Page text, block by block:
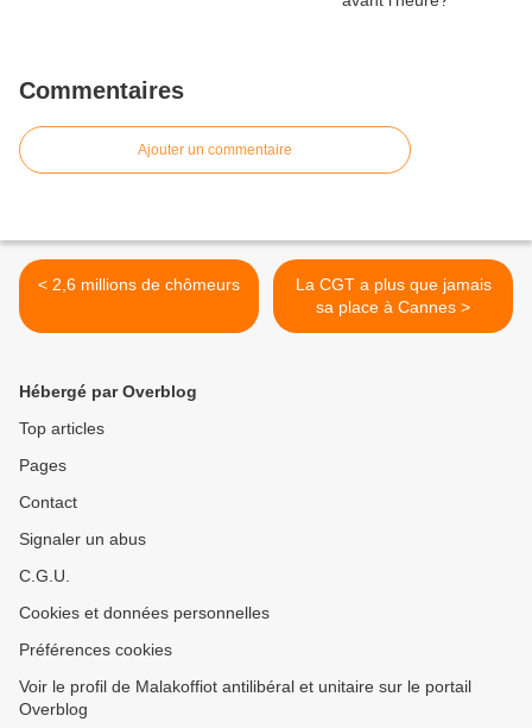
Commentaires
Ajouter un commentaire
< 2,6 millions de chômeurs
La CGT a plus que jamais
sa place à Cannes >
Hébergé par Overblog
Top articles
Pages
Contact
Signaler un abus
C.G.U.
Cookies et données personnelles
Préférences cookies
Voir le profil de Malakoffiot antilibéral et unitaire sur le portail
Overblog